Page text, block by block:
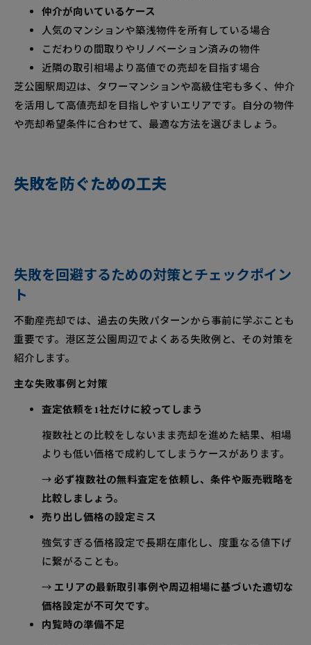
仲介が向いているケース
人気のマンションや築浅物件を所有している場合
こだわりの間取りやリノベーション済みの物件
近隣の取引相場より高値での売却を目指す場合
芝公園駅周辺は、タワーマンションや高級住宅も多く、仲介
を活用して高値売却を目指しやすいエリアです。自分の物件
や売却希望条件に合わせて、最適な方法を選びましょう。
失敗を防ぐための工夫
失敗を回避するための対策とチェックポイン
ト
不動産売却では、過去の失敗パターンから事前に学ぶことも
重要です。港区芝公園周辺でよくある失敗例と、その対策を
紹介します。
主な失敗事例と対策
査定依頼を1社だけに絞ってしまう
複数社との比較をしないまま売却を進めた結果、相場
よりも低い価格で成約してしまうケースがあります。
→ 必ず複数社の無料査定を依頼し、条件や販売戦略を
比較しましょう。
売り出し価格の設定ミス
強気すぎる価格設定で長期在庫化し、度重なる値下げ
に繋がることも。
→ エリアの最新取引事例や周辺相場に基づいた適切な
価格設定が不可欠です。
内覧時の準備不足